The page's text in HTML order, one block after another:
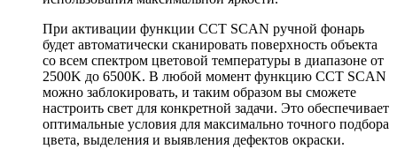
При активации функции CCT SCAN ручной фонарь
будет автоматически сканировать поверхность объекта
со всем спектром цветовой температуры в диапазоне от
2500K до 6500K. В любой момент функцию CCT SCAN
можно заблокировать, и таким образом вы сможете
настроить свет для конкретной задачи. Это обеспечивает
оптимальные условия для максимально точного подбора
цвета, выделения и выявления дефектов окраски.